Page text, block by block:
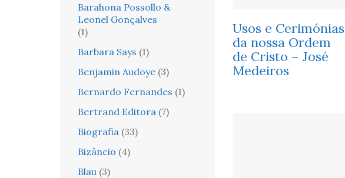
Usos e Cerimónias
da nossa Ordem
de Cristo – José
Medeiros
Barahona Possollo &
Leonel Gonçalves
(1)
Barbara Says (1)
Benjamin Audoye (3)
Bernardo Fernandes (1)
Bertrand Editora (7)
Biografia (33)
Bizâncio (4)
Blau (3)